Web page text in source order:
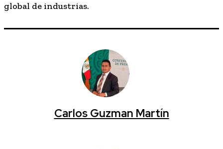
global de industrias.
Carlos Guzman Martín